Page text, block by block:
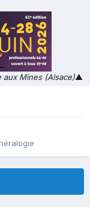
aux Mines (Alsace)▲